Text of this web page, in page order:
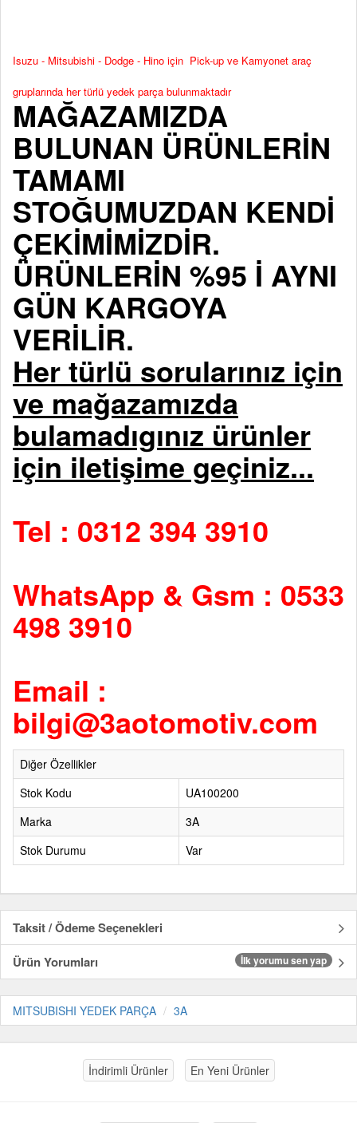
Isuzu - Mitsubishi - Dodge - Hino için Pick-up ve Kamyonet araç
gruplarında her türlü yedek parça bulunmaktadır
MAĞAZAMIZDA
BULUNAN ÜRÜNLERİN
TAMAMI
STOĞUMUZDAN KENDİ
ÇEKİMİMİZDİR.
ÜRÜNLERİN %95 İ AYNI
GÜN KARGOYA
VERİLİR.
Her türlü sorularınız için
ve mağazamızda
bulamadıgınız ürünler
için iletişime geçiniz...
Tel : 0312 394 3910
WhatsApp & Gsm : 0533
498 3910
Email :
bilgi@3aotomotiv.com
Diğer Özellikler
Stok Kodu
UA100200
Marka
3A
Stok Durumu
Var
Taksit / Ödeme Seçenekleri
Ürün Yorumları
İlk yorumu sen yap
MITSUBISHI YEDEK PARÇA 3A
İndirimli Ürünler En Yeni Ürünler